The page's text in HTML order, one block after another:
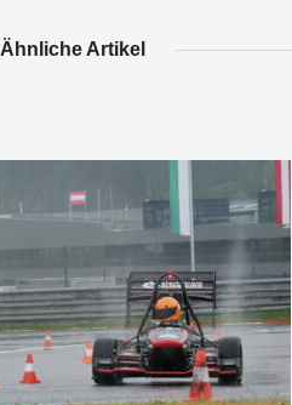
Ähnliche Artikel